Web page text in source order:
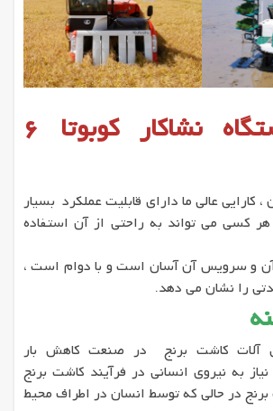
کارآئی دستگاه نشاکار کوبوتا 6
کارایی عالی ما دارای قابلیت عملکرد بسیار
کسی می تواند به راحتی از آن استفاده
آن و سرویس آن آسان است و با دوام است ،
را نشان می دهد.
آلات کاشت برنج در صنعت کاهش بار
به نیروی انسانی در فرآیند کاشت برنج
در حالی که توسط انسان در اطراف محیط